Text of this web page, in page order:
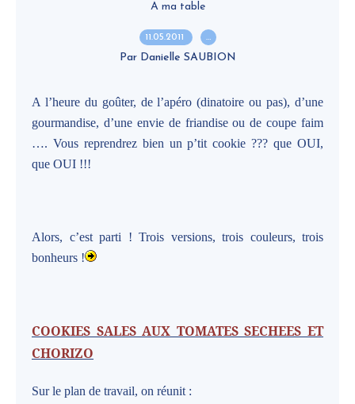
A ma table
11.05.2011 …
Par Danielle SAUBION
A l’heure du goûter, de l’apéro (dinatoire ou pas), d’une
gourmandise, d’une envie de friandise ou de coupe faim
…. Vous reprendrez bien un p’tit cookie ??? que OUI,
que OUI !!!
Alors, c’est parti ! Trois versions, trois couleurs, trois
bonheurs !
COOKIES SALES AUX TOMATES SECHEES ET
CHORIZO
Sur le plan de travail, on réunit :